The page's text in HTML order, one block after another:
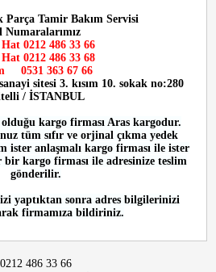
Parça Tamir Bakım Servisi
Numaralarımız
0212 486 33 66
0212 486 33 68
0531 363 67 66
sitesi 3. kısım 10. sokak no:280
/ İSTANBUL
olduğu kargo firması Aras kargodur.
tüm sıfır ve orjinal çıkma yedek
ister anlaşmalı kargo firması ile ister
kargo firması ile adresinize teslim
gönderilir.
yaptıktan sonra adres bilgilerinizi
firmamıza bildiriniz.
0212 486 33 66